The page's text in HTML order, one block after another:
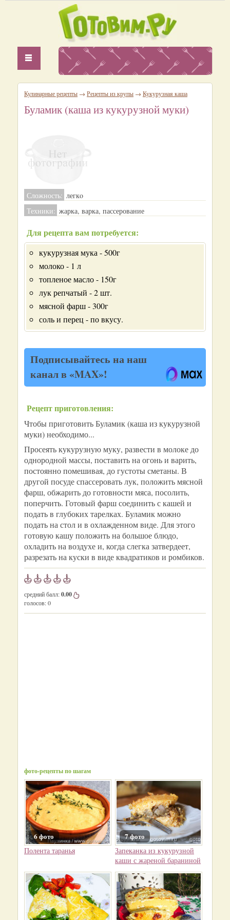
Кулинарные рецепты → Рецепты из крупы → Кукурузная каша
Буламик (каша из кукурузной муки)
Сложность: легкo
Техники: жарка, варка, пассерование
Для рецепта вам потребуется:
кукурузная мука - 500г
молоко - 1 л
топленое масло - 150г
лук репчатый - 2 шт.
мясной фарш - 300г
соль и перец - по вкусу.
Подписывайтесь на наш
канал в «MAX»!
Рецепт приготовления:
Чтобы приготовить Буламик (каша из кукурузной
муки) необходимо...
Просеять кукурузную муку, развести в молоке до
однородной массы, поставить на огонь и варить,
постоянно помешивая, до густоты сметаны. В
другой посуде спассеровать лук, положить мясной
фарш, обжарить до готовности мяса, посолить,
поперчить. Готовый фарш соединить с кашей и
подать в глубоких тарелках. Буламик можно
подать на стол и в охлажденном виде. Для этого
готовую кашу положить на большое блюдо,
охладить на воздухе и, когда слегка затвердеет,
разрезать на куски в виде квадратиков и ромбиков.
средний балл:0.00
голосов:0
фото-рецепты по шагам
6 фото
Полента таранья
7 фото
Запеканка из кукурузной
каши с жареной бараниной